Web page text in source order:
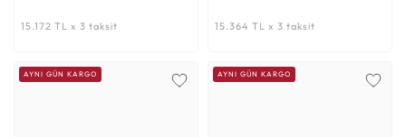
15.172 TL x 3 taksit 15.364 TL x 3 taksit
AYNI GÜN KARGO AYNI GÜN KARGO